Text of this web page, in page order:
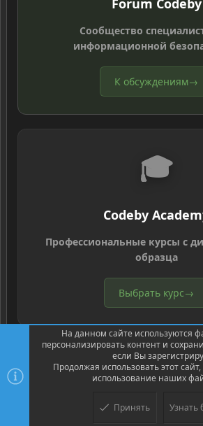
Forum Codeby
Сообщество
информационной
К обсуждениям→
🎓
Codeby
Профессиональные курсы с
образца
Выбрать курс→
Community platform by XenForo ® © 2010-
© Jason Axelrod of 8WAYRUN
На данном сайте используются
персонализировать контент и
если Вы
Продолжая использовать этот
использование наших
Принять Узнать